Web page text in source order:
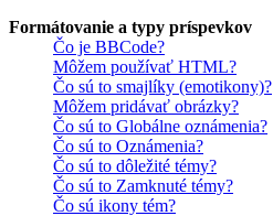
Formátovanie a typy príspevkov
Čo je BBCode?
Môžem používať HTML?
Čo sú to smajlíky (emotikony)?
Môžem pridávať obrázky?
Čo sú to Globálne oznámenia?
Čo sú to Oznámenia?
Čo sú to dôležité témy?
Čo sú to Zamknuté témy?
Čo sú ikony tém?